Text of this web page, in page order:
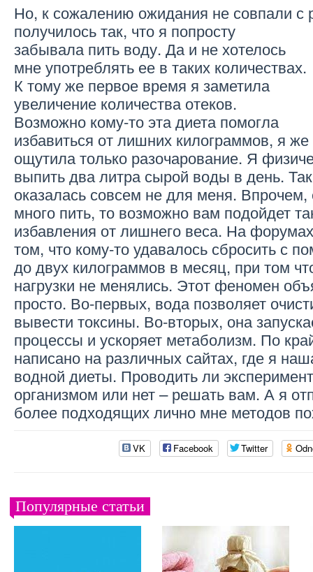
Но, к сожалению ожидания не совпали с
получилось так, что я попросту
забывала пить воду. Да и не хотелось
мне употреблять ее в таких количествах.
К тому же первое время я заметила
увеличение количества отеков.
Возможно кому-то эта диета помогла
избавиться от лишних килограммов, я же
ощутила только разочарование. Я
выпить два литра сырой воды в день.
оказалась совсем не для меня.
много пить, то возможно вам подойдет
избавления от лишнего веса. На
том, что кому-то удавалось сбросить с
до двух килограммов в месяц, при том
нагрузки не менялись. Этот феномен
просто. Во-первых, вода позволяет
вывести токсины. Во-вторых, она
процессы и ускоряет метаболизм. По
написано на различных сайтах, где я
водной диеты. Проводить ли
организмом или нет – решать вам. А я
более подходящих лично мне методов
VK Facebook Twitter
Популярные статьи